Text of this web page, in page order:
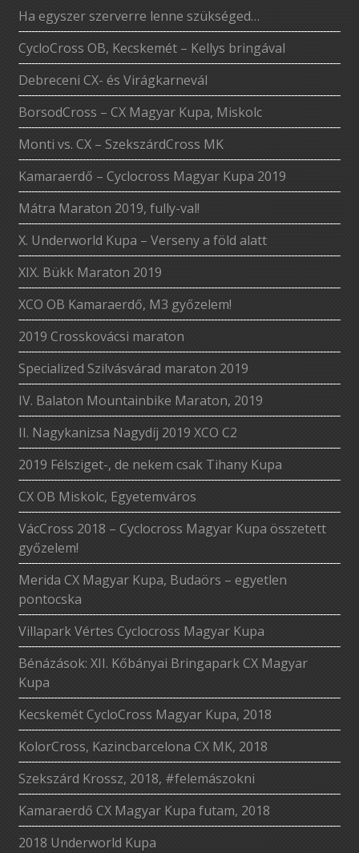
Ha egyszer szerverre lenne szükséged…
CycloCross OB, Kecskemét – Kellys bringával
Debreceni CX- és Virágkarnevál
BorsodCross – CX Magyar Kupa, Miskolc
Monti vs. CX – SzekszárdCross MK
Kamaraerdő – Cyclocross Magyar Kupa 2019
Mátra Maraton 2019, fully-val!
X. Underworld Kupa – Verseny a föld alatt
XIX. Bükk Maraton 2019
XCO OB Kamaraerdő, M3 győzelem!
2019 Crosskovácsi maraton
Specialized Szilvásvárad maraton 2019
IV. Balaton Mountainbike Maraton, 2019
II. Nagykanizsa Nagydíj 2019 XCO C2
2019 Félsziget-, de nekem csak Tihany Kupa
CX OB Miskolc, Egyetemváros
VácCross 2018 – Cyclocross Magyar Kupa összetett
győzelem!
Merida CX Magyar Kupa, Budaörs – egyetlen
pontocska
Villapark Vértes Cyclocross Magyar Kupa
Bénázások: XII. Kőbányai Bringapark CX Magyar
Kupa
Kecskemét CycloCross Magyar Kupa, 2018
KolorCross, Kazincbarcelona CX MK, 2018
Szekszárd Krossz, 2018, #felemászokni
Kamaraerdő CX Magyar Kupa futam, 2018
2018 Underworld Kupa